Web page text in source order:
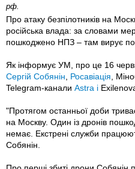
рф.
Про атаку безпілотників на
російська влада: за словами
пошкоджено НПЗ – там вирує
Як інформує УМ, про це 16
Сергій Собянін, Росавіація,
Telegram-канали Astra і
"Протягом останньої доби
на Москву. Один із дронів
немає. Екстрені служби
Собянін.